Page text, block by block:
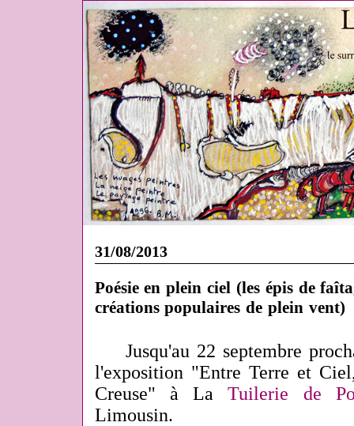
31/08/2013
Poésie en plein ciel (les épis de
créations populaires de plein vent)
Jusqu'au 22 septembre
l'exposition "Entre Terre et
Creuse" à LaTuilerie de
Limousin.